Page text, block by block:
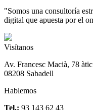
"Somos una consultoría
digital que apuesta por el
Visítanos
Av. Francesc Macià, 78 àtic
08208 Sabadell
Hablemos
Tel.: 93 143 62 43